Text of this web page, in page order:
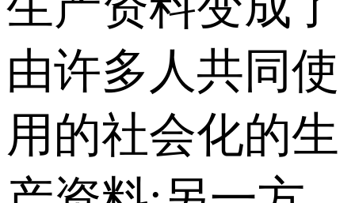
由许多人共同使
用的社会化的生